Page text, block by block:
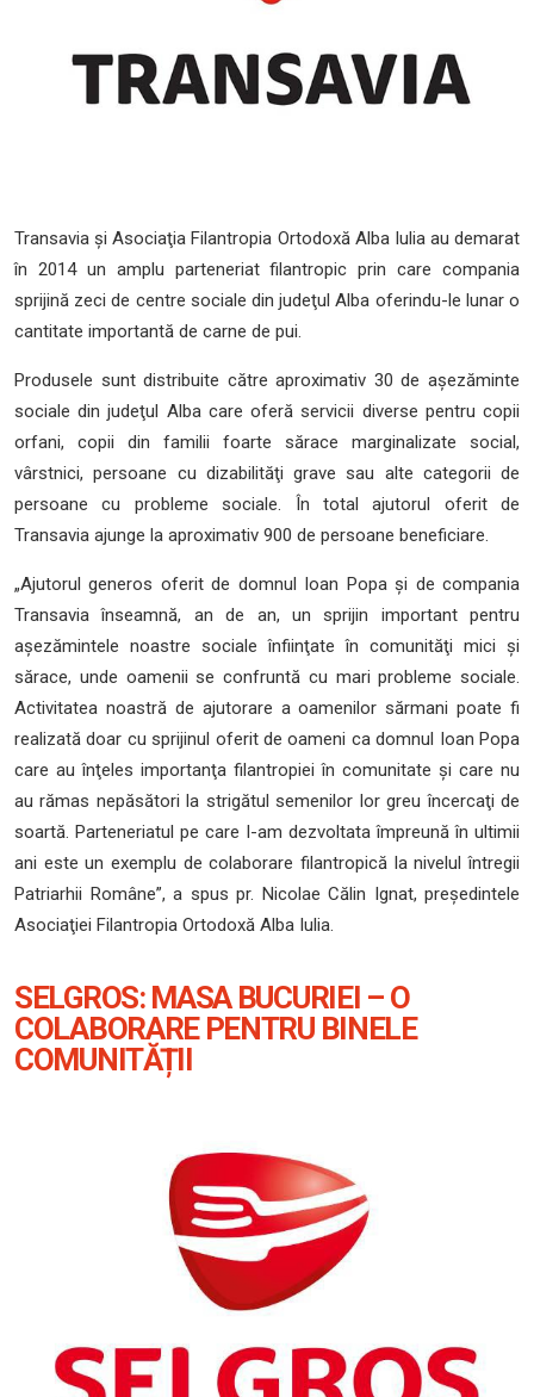
Transavia şi Asociaţia Filantropia Ortodoxă Alba Iulia au demarat
în 2014 un amplu parteneriat filantropic prin care compania
sprijină zeci de centre sociale din judeţul Alba oferindu-le lunar o
cantitate importantă de carne de pui.
Produsele sunt distribuite către aproximativ 30 de aşezăminte
sociale din judeţul Alba care oferă servicii diverse pentru copii
orfani, copii din familii foarte sărace marginalizate social,
vârstnici, persoane cu dizabilităţi grave sau alte categorii de
persoane cu probleme sociale. În total ajutorul oferit de
Transavia ajunge la aproximativ 900 de persoane beneficiare.
„Ajutorul generos oferit de domnul Ioan Popa şi de compania
Transavia înseamnă, an de an, un sprijin important pentru
aşezămintele noastre sociale înfiinţate în comunităţi mici şi
sărace, unde oamenii se confruntă cu mari probleme sociale.
Activitatea noastră de ajutorare a oamenilor sărmani poate fi
realizată doar cu sprijinul oferit de oameni ca domnul Ioan Popa
care au înţeles importanţa filantropiei în comunitate şi care nu
au rămas nepăsători la strigătul semenilor lor greu încercaţi de
soartă. Parteneriatul pe care l-am dezvoltata împreună în ultimii
ani este un exemplu de colaborare filantropică la nivelul întregii
Patriarhii Române”, a spus pr. Nicolae Călin Ignat, preşedintele
Asociaţiei Filantropia Ortodoxă Alba Iulia.
SELGROS: MASA BUCURIEI – O
COLABORARE PENTRU BINELE
COMUNITĂȚII